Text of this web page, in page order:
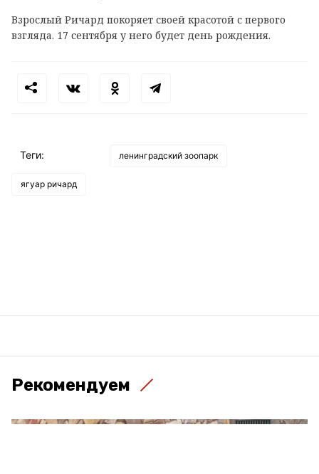
Взрослый Ричард покоряет своей красотой с первого
взгляда. 17 сентября у него будет день рождения.
Теги: ленинградский зоопарк
ягуар ричард
Рекомендуем